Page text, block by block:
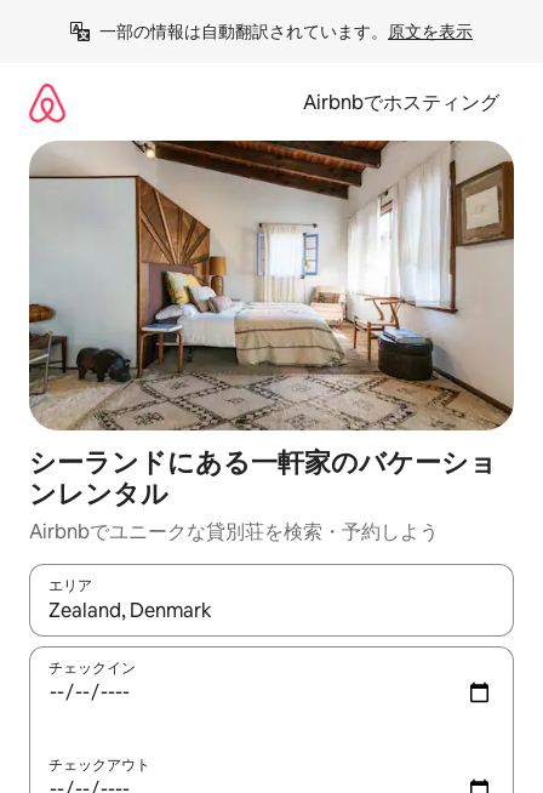
一部の情報は自動翻訳されています。 原文を表示
Airbnbでホスティング
シーランドにある一軒家のバケーショ
ンレンタル
Airbnbでユニークな貸別荘を検索・予約しよう
エリア
検索結果が表示されたら、上下の矢印キーを使って移動するか
チェックイン
チェックアウト